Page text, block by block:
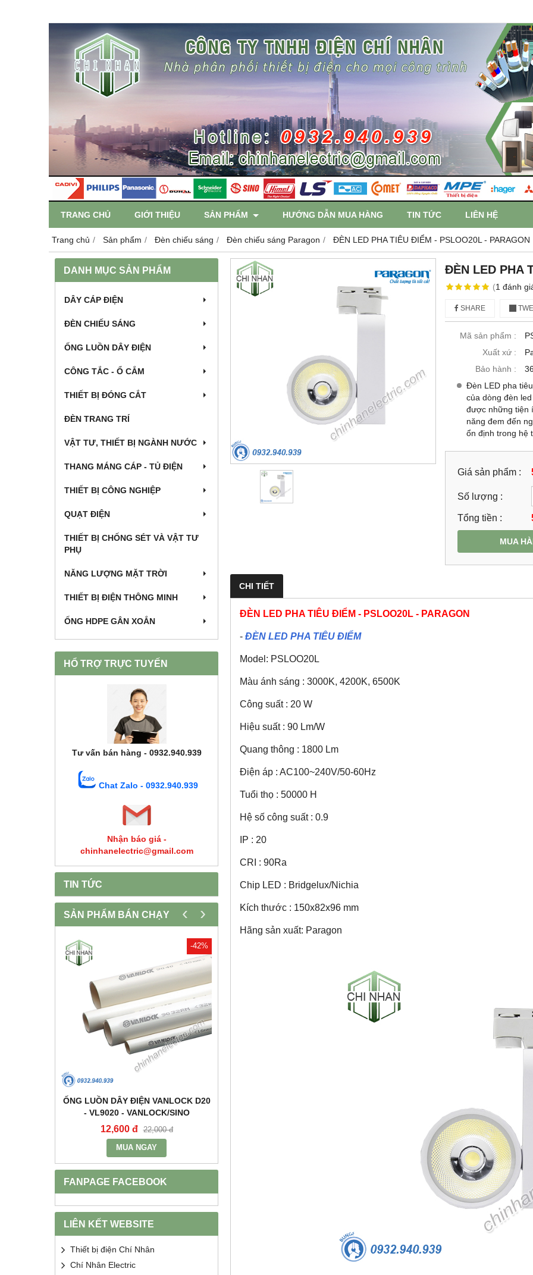
TRANG CHỦ GIỚI THIỆU SẢN PHẨM HƯỚNG DẪN MUA HÀNG TIN TỨC LIÊN HỆ
Trang chủ Sản phẩm Đèn chiếu sáng Đèn chiếu sáng Paragon ĐÈN LED PHA TIÊU ĐIỂM - PSLOO20L - PARAGON
DANH MỤC SẢN PHẨM
DÂY CÁP ĐIỆN
ĐÈN CHIẾU SÁNG
ỐNG LUỒN DÂY ĐIỆN
CÔNG TẮC - Ổ CẮM
THIẾT BỊ ĐÓNG CẮT
ĐÈN TRANG TRÍ
VẬT TƯ, THIẾT BỊ NGÀNH NƯỚC
THANG MÁNG CÁP - TỦ ĐIỆN
THIẾT BỊ CÔNG NGHIỆP
QUẠT ĐIỆN
THIẾT BỊ CHỐNG SÉT VÀ VẬT TƯ
PHỤ
NĂNG LƯỢNG MẶT TRỜI
THIẾT BỊ ĐIỆN THÔNG MINH
ỐNG HDPE GÂN XOẮN
HỔ TRỢ TRỰC TUYẾN
Tư vấn bán hàng - 0932.940.939
Chat Zalo - 0932.940.939
Nhận báo giá -
chinhanelectric@gmail.com
TIN TỨC
SẢN PHẨM BÁN CHẠY
-42%
ỐNG LUỒN DÂY ĐIỆN VANLOCK D20
- VL9020 - VANLOCK/SINO
12,600 đ 22,000 đ
MUA NGAY
HJKL5CQ4S - HIMEL
876,645 đ 1,759,000 đ
MUA NGAY
‹ ›
FANPAGE FACEBOOK
LIÊN KẾT WEBSITE
Thiết bị điện Chí Nhân
Chí Nhân Electric
ĐÈN LED PHA
(1 đánh
SHARE
Mã sản phẩm :
Xuất xứ :
Bảo hành :
Đèn LED pha
của dòng đèn
được những tiện
năng đem đến
ổn định trong hệ
Giá sản phẩm :
Số lượng :
Tổng tiền :
MUA
CHI TIẾT
ĐÈN LED PHA TIÊU ĐIỂM - PSLOO20L - PARAGON
- ĐÈN LED PHA TIÊU ĐIỂM
Model: PSLOO20L
Màu ánh sáng : 3000K, 4200K, 6500K
Công suất : 20 W
Hiệu suất : 90 Lm/W
Quang thông : 1800 Lm
Điện áp : AC100~240V/50-60Hz
Tuổi thọ : 50000 H
Hệ số công suất : 0.9
IP : 20
CRI : 90Ra
Chip LED : Bridgelux/Nichia
Kích thước : 150x82x96 mm
Hãng sản xuất: Paragon